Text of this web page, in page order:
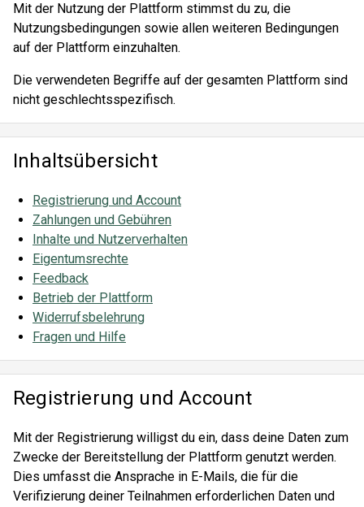
Mit der Nutzung der Plattform stimmst du zu, die
Nutzungsbedingungen sowie allen weiteren Bedingungen
auf der Plattform einzuhalten.
Die verwendeten Begriffe auf der gesamten Plattform sind
nicht geschlechtsspezifisch.
Inhaltsübersicht
Registrierung und Account
Zahlungen und Gebühren
Inhalte und Nutzerverhalten
Eigentumsrechte
Feedback
Betrieb der Plattform
Widerrufsbelehrung
Fragen und Hilfe
Registrierung und Account
Mit der Registrierung willigst du ein, dass deine Daten zum
Zwecke der Bereitstellung der Plattform genutzt werden.
Dies umfasst die Ansprache in E-Mails, die für die
Verifizierung deiner Teilnahmen erforderlichen Daten und